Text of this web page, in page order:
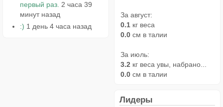
первый раз. 2 часа 39
минут назад
:) 1 день 4 часа назад
За август:
0.1 кг веса
0.0 см в талии
За июль:
3.2 кг веса увы, набрано...
0.0 см в талии
Лидеры